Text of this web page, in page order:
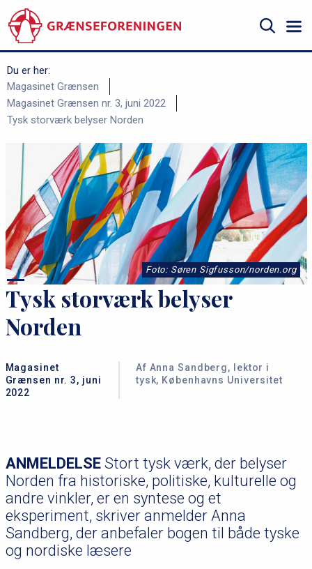
til
hovedindhold
Søg
Du er her:
Magasinet Grænsen
Magasinet Grænsen nr. 3, juni 2022
Tysk storværk belyser Norden
Foto: Søren Sigfusson/norden.org
Tysk storværk belyser
Norden
Magasinet
Grænsen nr. 3, juni
2022
Af Anna Sandberg, lektor i
tysk, Københavns Universitet
ANMELDELSE Stort tysk værk, der belyser
Norden fra historiske, politiske, kulturelle og
andre vinkler, er en syntese og et
eksperiment, skriver anmelder Anna
Sandberg, der anbefaler bogen til både tyske
og nordiske læsere